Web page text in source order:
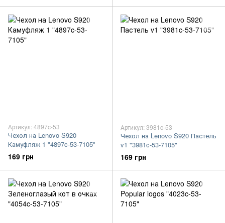
Артикул: 4897c-53
Чехол на Lenovo S920
Камуфляж 1 "4897c-53-7105"
169 грн
Артикул: 3981c-53
Чехол на Lenovo S920 Пастель
v1 "3981c-53-7105"
169 грн